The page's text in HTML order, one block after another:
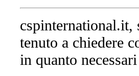
cspinternational.it,
tenuto a chiedere
in quanto